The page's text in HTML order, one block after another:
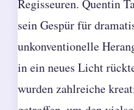
Regisseuren. Quentin
sein Gespür für
unkonventionelle
in ein neues Licht
wurden zahlreiche